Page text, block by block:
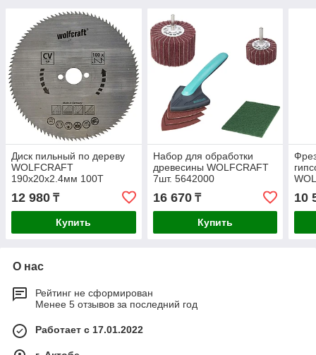
Диск пильный по дереву
WOLFCRAFT
190х20х2.4мм 100T
12 980 ₸
Купить
Набор для обработки
древесины WOLFCRAFT
7шт. 5642000
16 670₸
Купить
10
О нас
Рейтинг не сформирован
Менее 5 отзывов за последний год
Работает с 17.01.2022